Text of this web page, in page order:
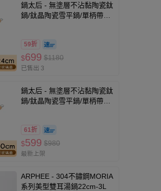
鍋太后 - 無塗層不沾黏陶瓷鈦
鍋/鈦晶陶瓷雪平鍋/單柄帶蓋
59折
$699 $1180
已售出 3
鍋太后 - 無塗層不沾黏陶瓷鈦
鍋/鈦晶陶瓷雪平鍋/單柄帶蓋
61折
$599 $980
最新上架
ARPHEE - 304不鏽鋼MORIA
系列美型雙耳湯鍋22cm-3L